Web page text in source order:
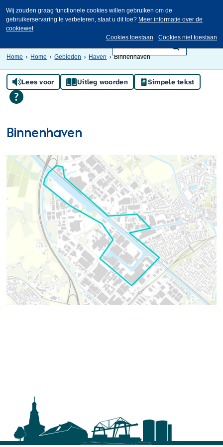
Wij zouden graag functionele cookies willen gebruiken om de
gebruikerservaring te verbeteren, staat u dit toe? Meer informatie over de
cookiewet
Cookies toestaan
Cookies niet toestaan
Home Home Gebieden Haven Binnenhaven
Lees voor Uitleg woorden Simpele tekst
Binnenhaven